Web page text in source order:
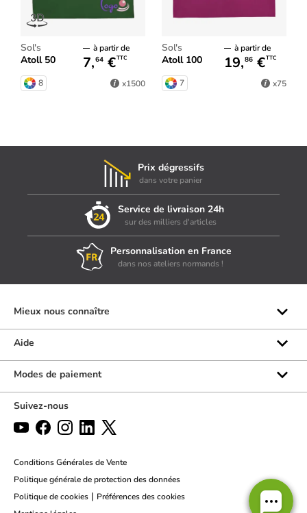
Sol's
Atoll 50
à partir de
7,64 €TTC
8 x1500
Sol's
Atoll 100
à partir de
19,86 €TTC
7 x75
Prix dégressifs
dans votre panier
Service de livraison 24h
sur des milliers d'articles
Personnalisation en France
dans nos ateliers normands !
Mieux nous connaître
Qui sommes-nous ?
Les marques
Aide
Rubrique d'aide
Formulaire de contact
Par chat
Politique des retours
Modes de paiement
Suivez-nous
Conditions Générales de Vente
Politique générale de protection des données
Politique de cookies | Préférences des cookies